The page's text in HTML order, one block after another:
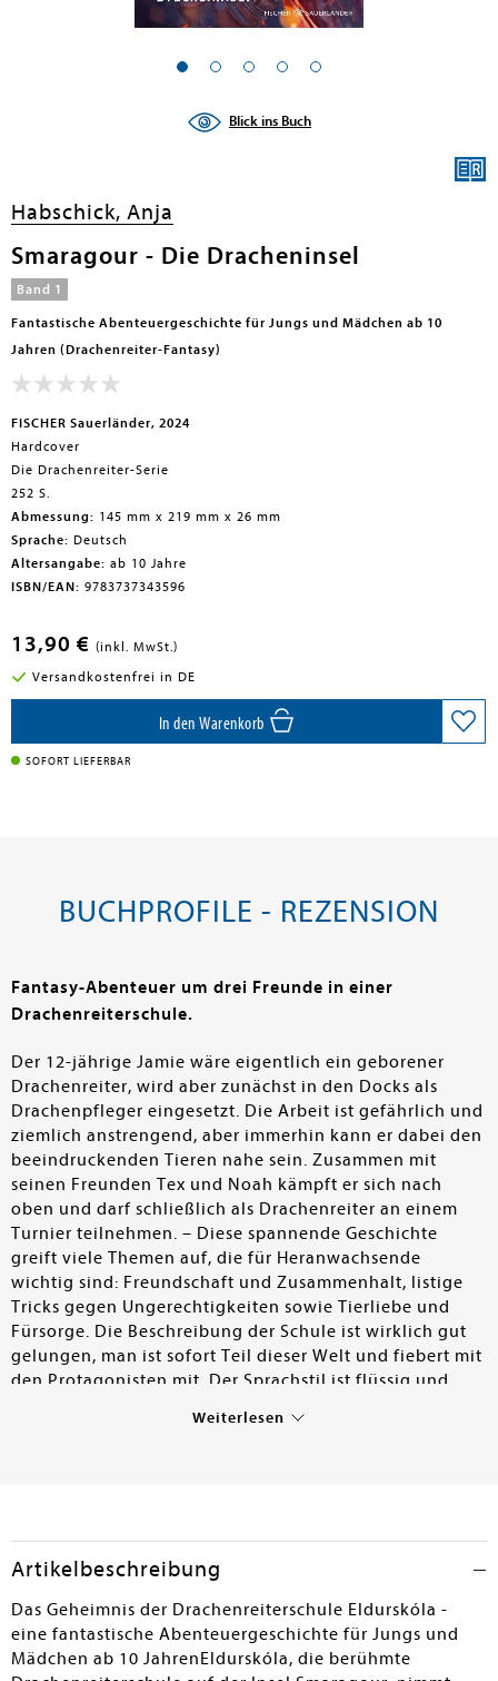
submenu
submenu
Blick ins Buch
Habschick, Anja
Smaragour - Die Dracheninsel
Band 1
Fantastische Abenteuergeschichte für Jungs und Mädchen ab 10
Jahren (Drachenreiter-Fantasy)
FISCHER Sauerländer, 2024
Hardcover
Die Drachenreiter-Serie
252 S.
Abmessung: 145 mm x 219 mm x 26 mm
Sprache: Deutsch
Altersangabe: ab 10 Jahre
ISBN/EAN: 9783737343596
13,90 € (inkl. MwSt.)
Versandkostenfrei in DE
In den Warenkorb
SOFORT LIEFERBAR
BUCHPROFILE - REZENSION
Fantasy-Abenteuer um drei Freunde in einer
Drachenreiterschule.
Der 12-jährige Jamie wäre eigentlich ein geborener
Drachenreiter, wird aber zunächst in den Docks als
Drachenpfleger eingesetzt. Die Arbeit ist gefährlich und
ziemlich anstrengend, aber immerhin kann er dabei den
beeindruckenden Tieren nahe sein. Zusammen mit
seinen Freunden Tex und Noah kämpft er sich nach
oben und darf schließlich als Drachenreiter an einem
Turnier teilnehmen. – Diese spannende Geschichte
greift viele Themen auf, die für Heranwachsende
wichtig sind: Freundschaft und Zusammenhalt, listige
Tricks gegen Ungerechtigkeiten sowie Tierliebe und
Fürsorge. Die Beschreibung der Schule ist wirklich gut
gelungen, man ist sofort Teil dieser Welt und fiebert mit
den Protagonisten mit. Der Sprachstil ist flüssig und
Weiterlesen
Artikelbeschreibung
Das Geheimnis der Drachenreiterschule Eldurskóla -
eine fantastische Abenteuergeschichte für Jungs und
Mädchen ab 10 JahrenEldurskóla, die berühmte